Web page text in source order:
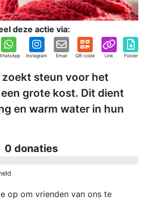
deze actie via:
Instagram Email QR-code Link Poster
zoekt steun voor het
grote kost. Dit dient
en warm water in hun
0 donaties
op om vrienden van ons te